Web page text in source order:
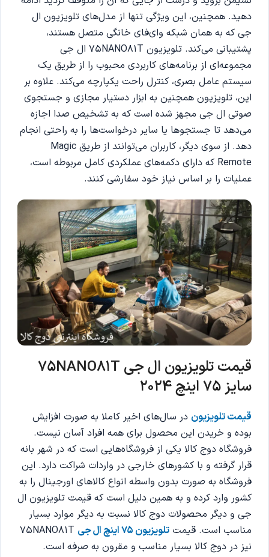
دهید. همچنین، این ویژگی تنها از مدل‌های تلویزیون ال‌
جی که به همان شبکه وای‌فای خانگی متصل هستند،
پشتیبانی می‌کند. تلویزیون 75NANO81T ال جی
مجموعه‌ای از برنامه‌های کاربردی محبوب را از طریق یک
سیستم عامل بصری، کنترل راحت یکپارچه می‌کند. علاوه بر
این، تلویزیون همچنین به ابزار دستیار مجازی و جستجوی
صوتی ال‌ جی مجهز شده است که به تشخیص صدا اجازه
می‌دهد تا جستجوها یا سایر درخواست‌ها را به راحتی انجام
دهد. از سوی دیگر، کاربران می‌توانند از طریق Magic
Remote که دارای دکمه‌های عملکردی کامل مربوطه است،
عملیات را بر اساس نیاز خود سفارشی کنند.
قیمت تلویزیون ال جی 75NANO81T
سایز 75 اینچ 2024
قیمت تلویزیون در سال‌های اخیر کاملا به صورت افزایش
بوده و خریدن این محصول برای همه افراد آسان نیست.
فروشگاه دوج کالا یکی از فروشگاه‌هایی است که در شهر بانه
قرار گرفته و با کشورهای خارجی در واردات شراکت دارد. این
فروشگاه به صورت بدون واسطه انواع کالاهای اورجینال را به
کشور وارد کرده و به همین دلیل است که قیمت تلویزیون ال
جی و دیگر محصولات دوج کالا نسبت به دیگر موارد بسیار
مناسب است. قیمت تلویزیون 75 اینچ ال جی
75NANO81T
نیز در دوج کالا بسیار مناسب و مقرون به صرفه است.